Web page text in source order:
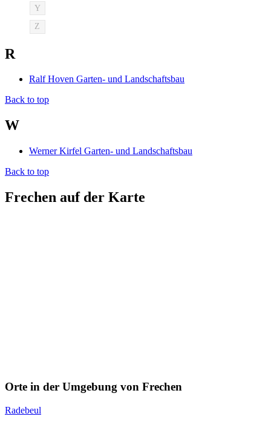
Y
Z
R
Ralf Hoven Garten- und Landschaftsbau
Back to top
W
Werner Kirfel Garten- und Landschaftsbau
Back to top
Frechen auf der Karte
Orte in der Umgebung von Frechen
Radebeul